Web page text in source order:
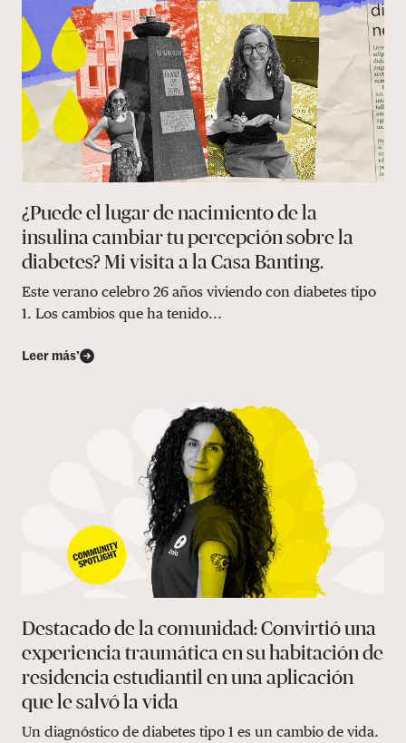
¿Puede el lugar de nacimiento de la
insulina cambiar tu percepción sobre la
diabetes? Mi visita a la Casa Banting.
Este verano celebro 26 años viviendo con diabetes tipo
1. Los cambios que ha tenido...
Leer más’
Destacado de la comunidad: Convirtió una
experiencia traumática en su habitación de
residencia estudiantil en una aplicación
que le salvó la vida
Un diagnóstico de diabetes tipo 1 es un cambio de vida.